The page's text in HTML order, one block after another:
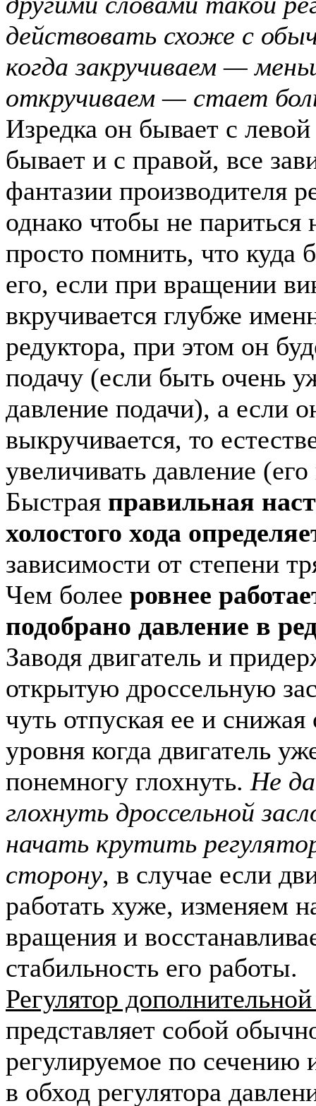
действовать схоже с
когда закручиваем —
откручиваем — стает
Изредка он бывает с
бывает и с правой, все
фантазии производителя
однако чтобы не
просто помнить, что куда
его, если при вращении
вкручивается глубже
редуктора, при этом он
подачу (если быть очень
давление подачи), а если
выкручивается, то
увеличивать давление
Быстрая правильная
холостого хода
зависимости от степени
Чем более ровнее
подобрано давление в
Заводя двигатель и
открытую дроссельную
чуть отпуская ее и
уровня когда двигатель
понемногу глохнуть. Не
глохнуть дроссельной
начать крутить
сторону, в случае если
работать хуже, изменяем
вращения и
стабильность его работы.
Регулятор
представляет собой
регулируемое по сечению
в обход регулятора